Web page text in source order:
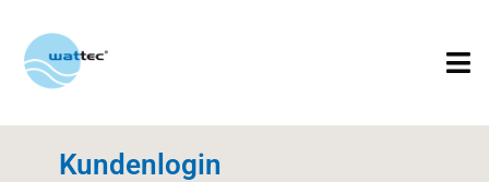
Kundenlogin